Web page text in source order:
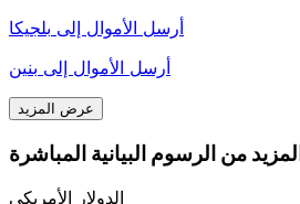
أرسل الأموال إلى بلجيكا
أرسل الأموال إلى بنين
عرض المزيد
الدولار الأمريكي